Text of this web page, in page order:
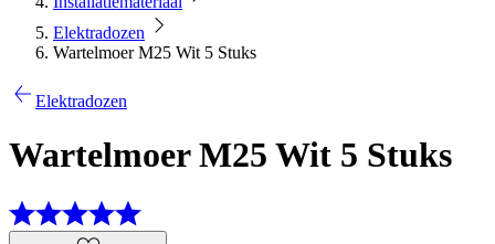
Elektradozen
Wartelmoer M25 Wit 5 Stuks
Elektradozen
Wartelmoer M25 Wit 5 Stuks